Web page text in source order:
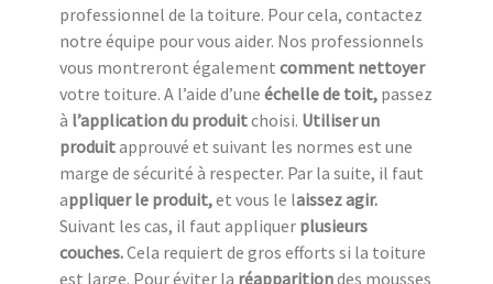
professionnel de la toiture. Pour cela, contactez
notre équipe pour vous aider. Nos professionnels
vous montreront également comment nettoyer
votre toiture. A l’aide d’une échelle de toit, passez
à l’application du produitchoisi. Utiliser un
produitapprouvé et suivant les normes est une
marge de sécurité à respecter. Par la suite, il faut
appliquer le produit,et vous le laissez agir.
Suivant les cas, il faut appliquer plusieurs
couches.Cela requiert de gros efforts si la toiture
est large. Pour éviter la réapparitiondes mousses